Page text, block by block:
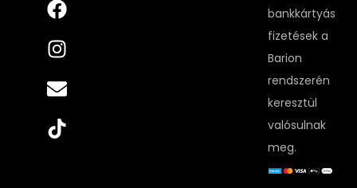
bankkártyás
fizetések a
Barion
rendszerén
keresztül
valósulnak
meg.